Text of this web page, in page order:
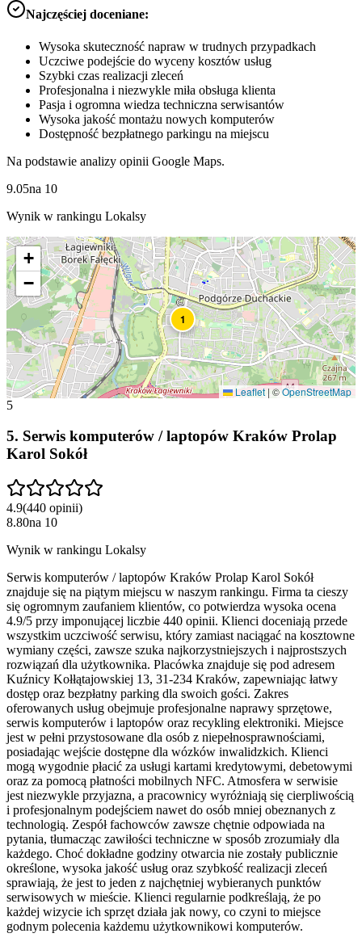
Najczęściej doceniane:
Wysoka skuteczność napraw w trudnych przypadkach
Uczciwe podejście do wyceny kosztów usług
Szybki czas realizacji zleceń
Profesjonalna i niezwykle miła obsługa klienta
Pasja i ogromna wiedza techniczna serwisantów
Wysoka jakość montażu nowych komputerów
Dostępność bezpłatnego parkingu na miejscu
Na podstawie analizy opinii Google Maps.
9.05na 10
Wynik w rankingu Lokalsy
1
+
−
Leaflet|©OpenStreetMap
5
5. Serwis komputerów / laptopów Kraków Prolap
Karol Sokół
4.9(440 opinii)
8.80na 10
Wynik w rankingu Lokalsy
Serwis komputerów / laptopów Kraków Prolap Karol Sokół
znajduje się na piątym miejscu w naszym rankingu. Firma ta cieszy
się ogromnym zaufaniem klientów, co potwierdza wysoka ocena
4.9/5 przy imponującej liczbie 440 opinii. Klienci doceniają przede
wszystkim uczciwość serwisu, który zamiast naciągać na kosztowne
wymiany części, zawsze szuka najkorzystniejszych i najprostszych
rozwiązań dla użytkownika. Placówka znajduje się pod adresem
Kuźnicy Kołłątajowskiej 13, 31-234 Kraków, zapewniając łatwy
dostęp oraz bezpłatny parking dla swoich gości. Zakres
oferowanych usług obejmuje profesjonalne naprawy sprzętowe,
serwis komputerów i laptopów oraz recykling elektroniki. Miejsce
jest w pełni przystosowane dla osób z niepełnosprawnościami,
posiadając wejście dostępne dla wózków inwalidzkich. Klienci
mogą wygodnie płacić za usługi kartami kredytowymi, debetowymi
oraz za pomocą płatności mobilnych NFC. Atmosfera w serwisie
jest niezwykle przyjazna, a pracownicy wyróżniają się cierpliwością
i profesjonalnym podejściem nawet do osób mniej obeznanych z
technologią. Zespół fachowców zawsze chętnie odpowiada na
pytania, tłumacząc zawiłości techniczne w sposób zrozumiały dla
każdego. Choć dokładne godziny otwarcia nie zostały publicznie
określone, wysoka jakość usług oraz szybkość realizacji zleceń
sprawiają, że jest to jeden z najchętniej wybieranych punktów
serwisowych w mieście. Klienci regularnie podkreślają, że po
każdej wizycie ich sprzęt działa jak nowy, co czyni to miejsce
godnym polecenia każdemu użytkownikowi komputerów.